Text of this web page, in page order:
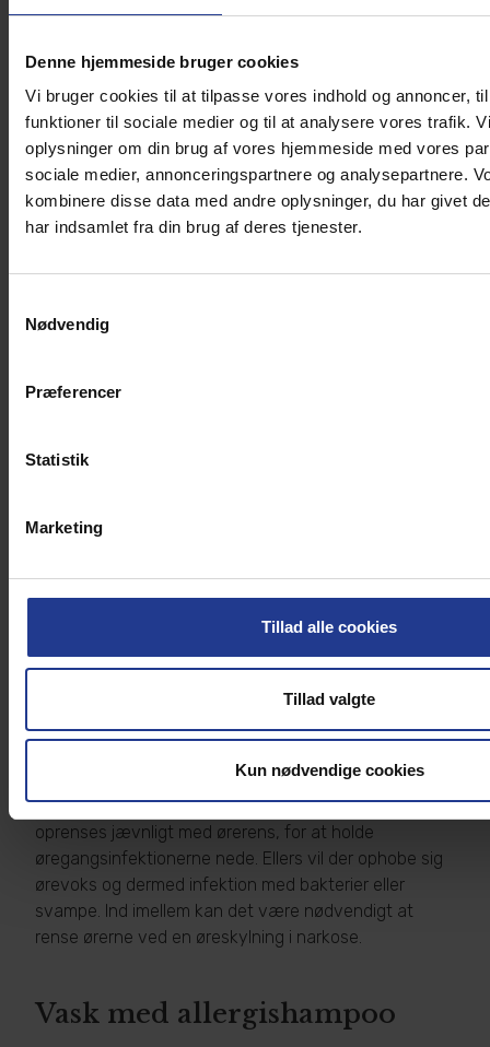
Denne hjemmeside bruger cookies
Vi bruger cookies til at tilpasse vores indhold og annoncer,
funktioner til sociale medier og til at analysere vores trafik.
oplysninger om din brug af vores hjemmeside med vores
sociale medier, annonceringspartnere og analysepartnere.
kombinere disse data med andre oplysninger, du har givet
har indsamlet fra din brug af deres tjenester.
Nødvendig
Præferencer
Statistik
Marketing
Tillad alle cookies
Tillad valgte
Kun nødvendige cookies
Ciclosporin er et alternativ til binyrebarkhormon og
således ikke binyrebarkhormon. Ciclosporin lindrer
symptomerne ved allergi ligesom binyrebarkhorm,
stoffet virker lokalt på immunforsvarets celler i huden.
Bivirkninger ved brug af ciclosporin er opkast og
diarre, men disse fortager sig dog oftest i løbet af 2 –
10 dage. Udgifterne til ciclosporin afhænger af dyrets
I den akutte fase bruges ofte antibiotika og/eller
infektioner i hud og øre. Infektioner i huden kan være
Hos mennesker benyttes ofte antihistaminer ved
Understøttende behandling
Der er flere former for understøttende
behandlingsformer til at mindske symptomerne på
Øreoprensning
Ved øreproblemer er det utroligt vigtigt, at ørerne
oprenses jævnligt med ørerens, for at holde
øregangsinfektionerne nede. Ellers vil der ophobe sig
ørevoks og dermed infektion med bakterier eller
svampe. Ind imellem kan det være nødvendigt at
rense ørerne ved en øreskylning i narkose.
Vask med allergishampoo